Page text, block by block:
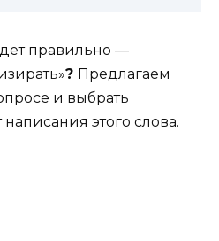
правильно —
? Предлагаем
и выбрать
этого слова.